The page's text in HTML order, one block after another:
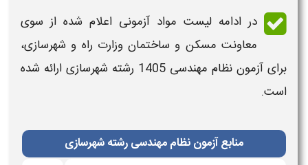
در ادامه لیست مواد آزمونی اعلام شده از سوی
معاونت مسکن و ساختمان وزارت راه و شهرسازی،
برای آزمون نظام مهندسی 1405 رشته شهرسازی ارائه شده
است.
منابع آزمون نظام مهندسی رشته شهرسازی